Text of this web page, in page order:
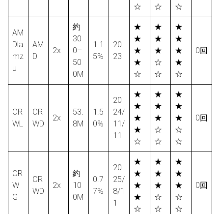
☆
☆
☆
AM
Dla
mz
u
AM
D
2x
約
30
0–
50
0M
1.1
5%
20
23
★
★
★
★
☆
★
★
★
☆
☆
★
★
★
★
☆
0回
CR
WL
CR
WD
2x
53.
8M
1.5
0%
20
24/
11/
11
★
★
★
★
☆
★
★
★
☆
☆
★
★
★
☆
☆
0回
CR
W
G
CR
WD
2x
約
10
0M
0.7
7%
20
25/
8/1
1
★
★
★
★
☆
★
★
★
☆
☆
★
★
★
☆
☆
0回